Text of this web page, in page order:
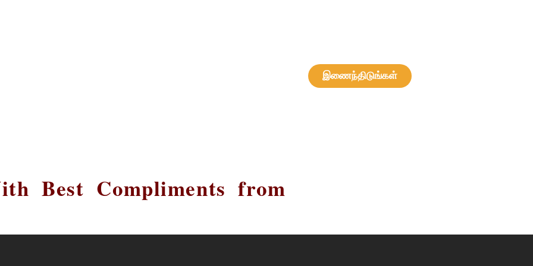
இணைந்திடுங்கள்
Best Compliments from